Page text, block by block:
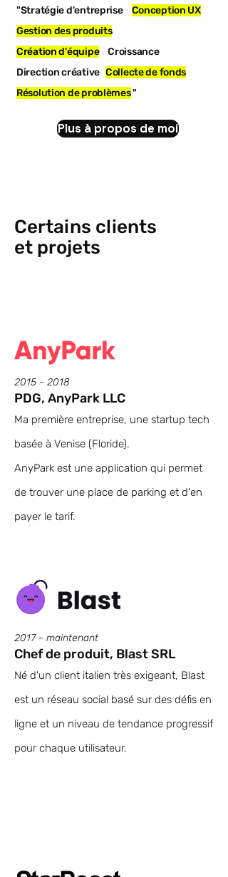
"Stratégie d'entreprise
Conception UX
Gestion des produits
Création d'équipe
Croissance
Direction créative Collecte de fonds
Résolution de problèmes"
Plus à propos de moi
Certains clients
et projets
2015 - 2018
PDG, AnyPark LLC
Ma première entreprise, une startup tech
basée à Venise (Floride).
AnyPark est une application qui permet
de trouver une place de parking et d'en
payer le tarif.
2017 - maintenant
Chef de produit, Blast SRL
Né d'un client italien très exigeant, Blast
est un réseau social basé sur des défis en
ligne et un niveau de tendance progressif
pour chaque utilisateur.